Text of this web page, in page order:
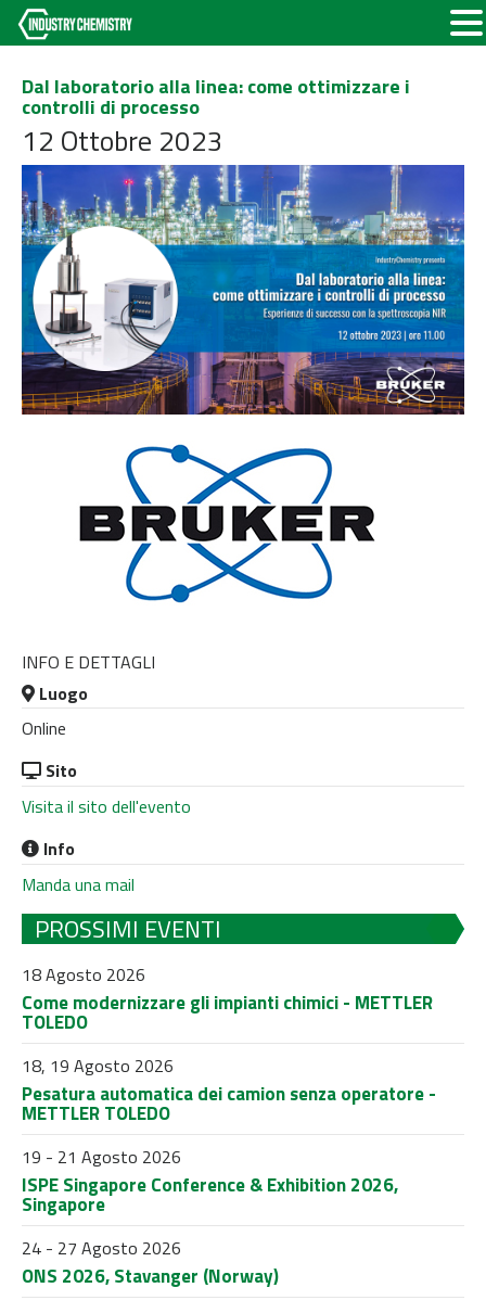
Dal laboratorio alla linea: come ottimizzare i
controlli di processo
12 Ottobre 2023
INFO E DETTAGLI
Luogo
Online
Sito
Visita il sito dell'evento
Info
Manda una mail
PROSSIMI EVENTI
18 Agosto 2026
Come modernizzare gli impianti chimici - METTLER
TOLEDO
18, 19 Agosto 2026
Pesatura automatica dei camion senza operatore -
METTLER TOLEDO
19 - 21 Agosto 2026
ISPE Singapore Conference & Exhibition 2026,
Singapore
24 - 27 Agosto 2026
ONS 2026, Stavanger (Norway)